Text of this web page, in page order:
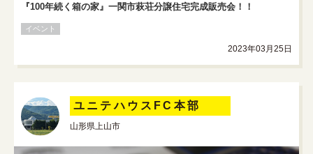
『100年続く箱の家』一関市萩荘分譲住宅完成販売会！！
イベント
2023年03月25日
ユニテハウスFC本部
山形県上山市